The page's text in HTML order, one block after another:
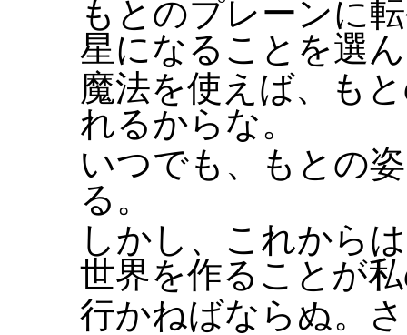
もとのプレーンに
星になることを選
魔法を使えば、も
れるからな。
いつでも、もとの
る。
しかし、これから
世界を作ることが
行かねばならぬ。